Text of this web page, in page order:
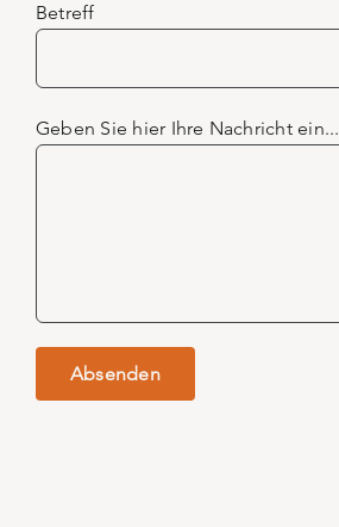
Betreff
Geben Sie hier Ihre Nachricht ein...